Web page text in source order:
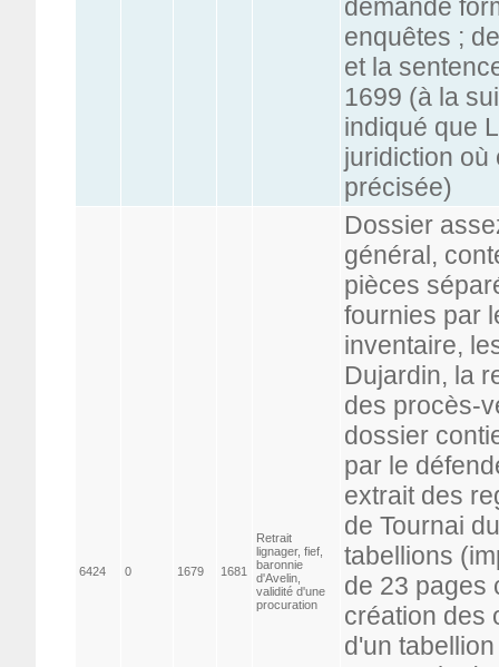
demande
enquêtes ;
et la
1699 (à la
indiqué que
juridiction où
précisée)
6424 0 1679 1681
Retrait
lignager, fief,
baronnie
d'Avelin,
validité d'une
procuration
Dossier
général,
pièces
fournies par
inventaire,
Dujardin, la
des procès-
dossier
par le
extrait des
de Tournai
tabellions
de 23 pages
création des
d'un